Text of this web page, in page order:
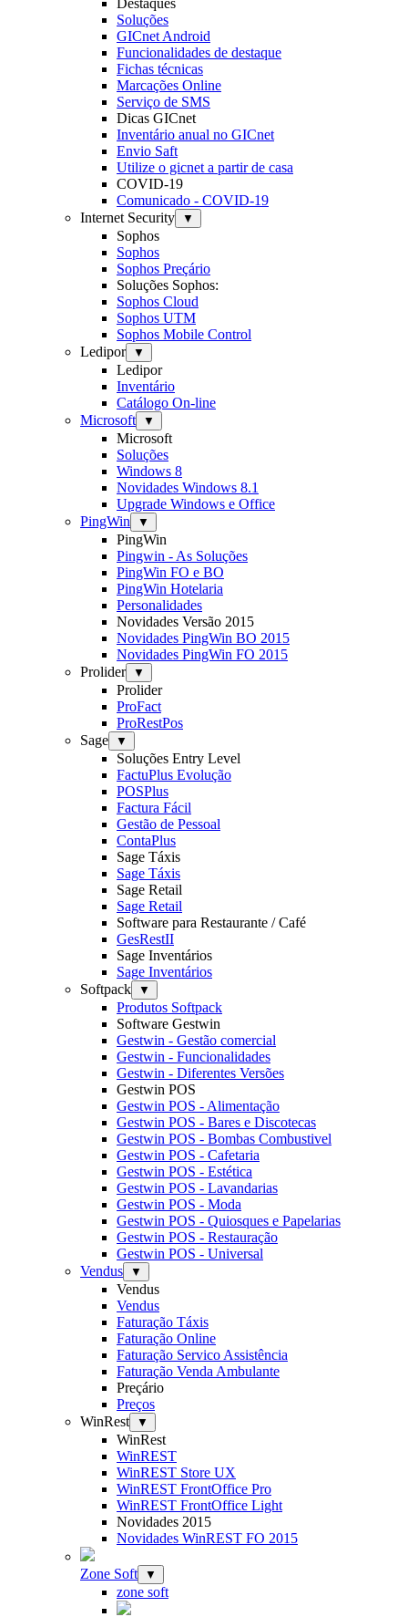
Soluções
GICnet Android
Funcionalidades de destaque
Fichas técnicas
Marcações Online
Serviço de SMS
Dicas GICnet
Inventário anual no GICnet
Envio Saft
Utilize o gicnet a partir de casa
COVID-19
Comunicado - COVID-19
Internet Security
▼
Sophos
Sophos
Sophos Preçário
Soluções Sophos:
Sophos Cloud
Sophos UTM
Sophos Mobile Control
Ledipor
▼
Ledipor
Inventário
Catálogo On-line
Microsoft
▼
Microsoft
Soluções
Windows 8
Novidades Windows 8.1
Upgrade Windows e Office
PingWin
▼
PingWin
Pingwin - As Soluções
PingWin FO e BO
PingWin Hotelaria
Personalidades
Novidades Versão 2015
Novidades PingWin BO 2015
Novidades PingWin FO 2015
Prolider
▼
Prolider
ProFact
ProRestPos
Sage
▼
Soluções Entry Level
FactuPlus Evolução
POSPlus
Factura Fácil
Gestão de Pessoal
ContaPlus
Sage Táxis
Sage Táxis
Sage Retail
Sage Retail
Software para Restaurante / Café
GesRestII
Sage Inventários
Sage Inventários
Softpack
▼
Produtos Softpack
Software Gestwin
Gestwin - Gestão comercial
Gestwin - Funcionalidades
Gestwin - Diferentes Versões
Gestwin POS
Gestwin POS - Alimentação
Gestwin POS - Bares e Discotecas
Gestwin POS - Bombas Combustivel
Gestwin POS - Cafetaria
Gestwin POS - Estética
Gestwin POS - Lavandarias
Gestwin POS - Moda
Gestwin POS - Quiosques e Papelarias
Gestwin POS - Restauração
Gestwin POS - Universal
Vendus
▼
Vendus
Vendus
Faturação Táxis
Faturação Online
Faturação Servico Assistência
Faturação Venda Ambulante
Preçário
Preços
WinRest
▼
WinRest
WinREST
WinREST Store UX
WinREST FrontOffice Pro
WinREST FrontOffice Light
Novidades 2015
Novidades WinREST FO 2015
Zone Soft ▼
zone soft